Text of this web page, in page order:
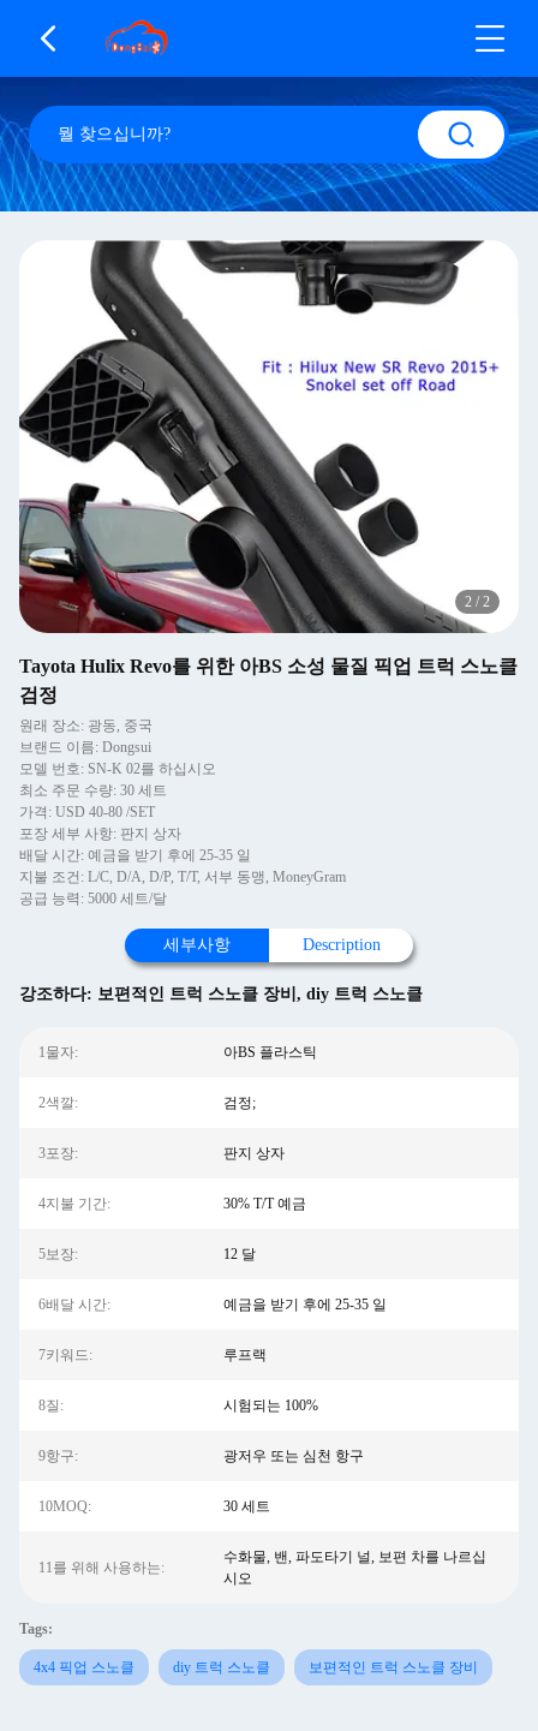
2 / 2
Tayota Hulix Revo를 위한 아BS 소성 물질 픽업 트럭 스노클
검정
원래 장소: 광동, 중국
브랜드 이름: Dongsui
모델 번호: SN-K 02를 하십시오
최소 주문 수량: 30 세트
가격: USD 40-80 /SET
포장 세부 사항: 판지 상자
배달 시간: 예금을 받기 후에 25-35 일
지불 조건: L/C, D/A, D/P, T/T, 서부 동맹, MoneyGram
공급 능력: 5000 세트/달
세부사항 Description
강조하다: 보편적인 트럭 스노클 장비 , diy 트럭 스노클
1물자: 아BS 플라스틱
2색깔: 검정;
3포장: 판지 상자
4지불 기간: 30% T/T 예금
5보장: 12 달
6배달 시간: 예금을 받기 후에 25-35 일
7키워드: 루프랙
8질: 시험되는 100%
9항구: 광저우 또는 심천 항구
10MOQ: 30 세트
11를 위해 사용하는:
수화물, 밴, 파도타기 널, 보편 차를 나르십
시오
Tags:
4x4 픽업 스노클 diy 트럭 스노클 보편적인 트럭 스노클 장비